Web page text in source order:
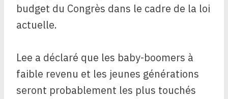
budget du Congrès dans le cadre de la loi
actuelle.
Lee a déclaré que les baby-boomers à
faible revenu et les jeunes générations
seront probablement les plus touchés